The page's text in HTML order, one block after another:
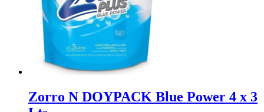
Zorro N DOYPACK Blue Power 4 x 3